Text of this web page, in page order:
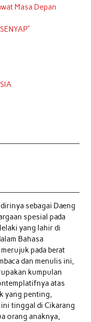
Masa Depan
sebagai Daeng
spesial pada
yang lahir di
Bahasa
pada berat
dan menulis ini,
kumpulan
atas
yang penting,
tinggal di Cikarang
orang anaknya,